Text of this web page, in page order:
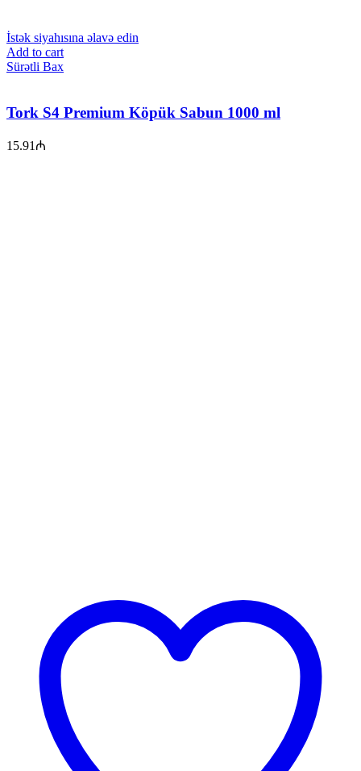
İstək siyahısına əlavə edin
Add to cart
Sürətli Bax
Tork S4 Premium Köpük Sabun 1000 ml
15.91 ₼